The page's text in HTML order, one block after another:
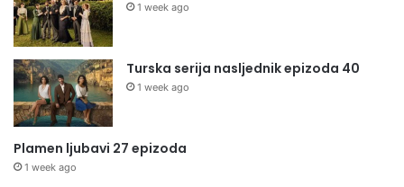
1 week ago
Turska serija nasljednik epizoda 40
1 week ago
Plamen ljubavi 27 epizoda
1 week ago